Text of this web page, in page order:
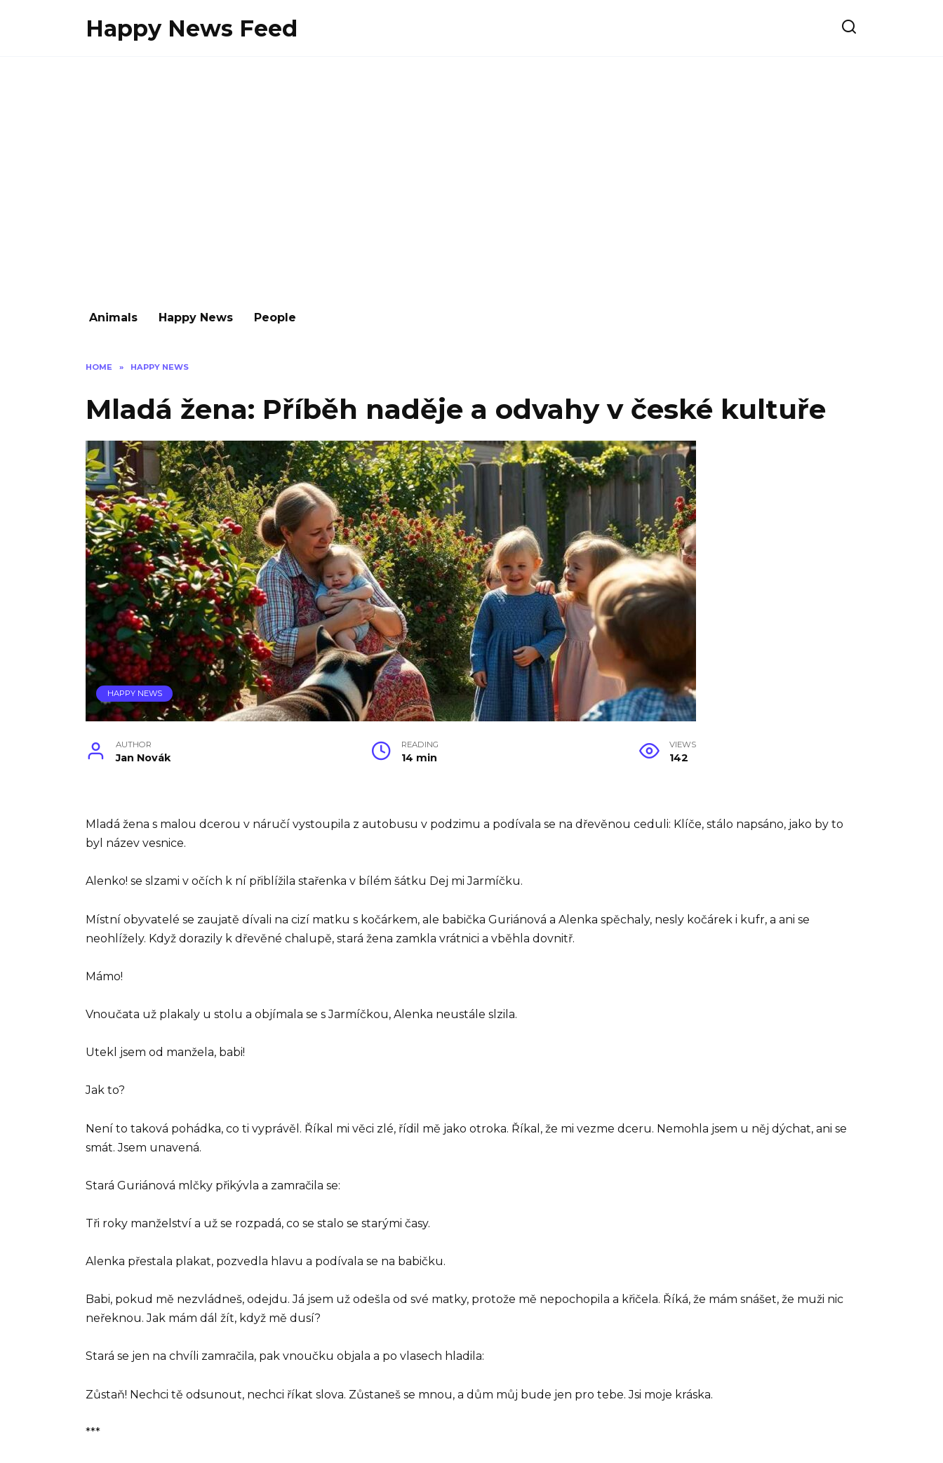
Happy News Feed
Animals Happy News People
HOME » HAPPY NEWS
Mladá žena: Příběh naděje a odvahy v české kultuře
HAPPY NEWS
AUTHOR
Jan Novák
READING
14 min
VIEWS
142
Mladá žena s malou dcerou v náručí vystoupila z autobusu v podzimu a podívala se na dřevěnou ceduli: Klíče, stálo napsáno, jako by to
byl název vesnice.
Alenko! se slzami v očích k ní přiblížila stařenka v bílém šátku Dej mi Jarmíčku.
Místní obyvatelé se zaujatě dívali na cizí matku s kočárkem, ale babička Guriánová a Alenka spěchaly, nesly kočárek i kufr, a ani se
neohlížely. Když dorazily k dřevěné chalupě, stará žena zamkla vrátnici a vběhla dovnitř.
Mámo!
Vnoučata už plakaly u stolu a objímala se s Jarmíčkou, Alenka neustále slzila.
Utekl jsem od manžela, babi!
Jak to?
Není to taková pohádka, co ti vyprávěl. Říkal mi věci zlé, řídil mě jako otroka. Říkal, že mi vezme dceru. Nemohla jsem u něj dýchat, ani se
smát. Jsem unavená.
Stará Guriánová mlčky přikývla a zamračila se:
Tři roky manželství a už se rozpadá, co se stalo se starými časy.
Alenka přestala plakat, pozvedla hlavu a podívala se na babičku.
Babi, pokud mě nezvládneš, odejdu. Já jsem už odešla od své matky, protože mě nepochopila a křičela. Říká, že mám snášet, že muži nic
neřeknou. Jak mám dál žít, když mě dusí?
Stará se jen na chvíli zamračila, pak vnoučku objala a po vlasech hladila:
Zůstaň! Nechci tě odsunout, nechci říkat slova. Zůstaneš se mnou, a dům můj bude jen pro tebe. Jsi moje kráska.
***